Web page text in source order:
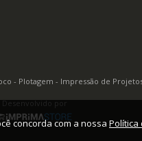
Plotagem - Impressão de
Desenvolvido por
concorda com a nossa Política